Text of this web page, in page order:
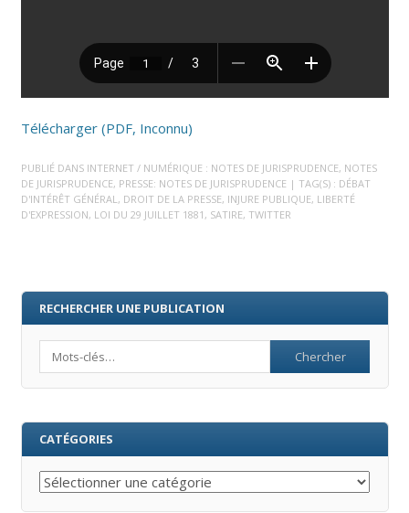
Télécharger (PDF, Inconnu)
PUBLIÉ DANS INTERNET / NUMÉRIQUE : NOTES DE JURISPRUDENCE, NOTES
DE JURISPRUDENCE, PRESSE: NOTES DE JURISPRUDENCE | TAG(S) : DÉBAT
D'INTÉRÊT GÉNÉRAL , DROIT DE LA PRESSE, INJURE PUBLIQUE, LIBERTÉ
D'EXPRESSION, LOI DU 29 JUILLET 1881 , SATIRE, TWITTER
RECHERCHER UNE PUBLICATION
CATÉGORIES
Catégories